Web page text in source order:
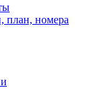
план, номера